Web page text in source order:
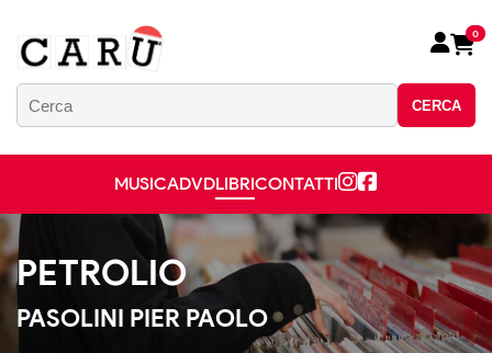
CERCA
0
MUSICADVDLIBRICONTATTI
PETROLIO
PASOLINI PIER PAOLO